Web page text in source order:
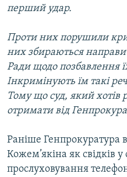
ДОЛУЧАЙСЯ!
Усі сайти RFE/RL
перший удар.
Проти них порушили
них збираються
Ради щодо позбавлення
Інкримінують їм такі
Тому що суд, який хотів
отримати від
Раніше Генпрокуратура
Кожем’якіна як свідків
прослуховування